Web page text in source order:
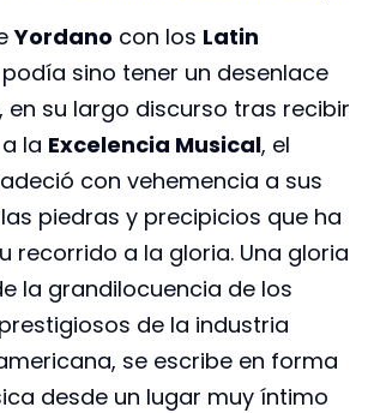
Yordano con los Latin
sino tener un desenlace
en su largo discurso tras recibir
la Excelencia Musical, el
con vehemencia a sus
piedras y precipicios que ha
recorrido a la gloria. Una gloria
la grandilocuencia de los
de la industria
se escribe en forma
desde un lugar muy íntimo